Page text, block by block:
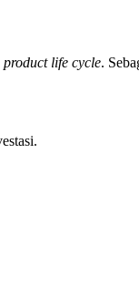
product life cycle.